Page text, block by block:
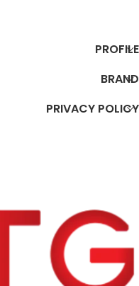
PROFILE
BRAND
PRIVACY POLICY